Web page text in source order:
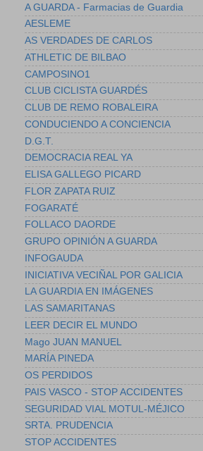
A GUARDA - Farmacias de Guardia
AESLEME
AS VERDADES DE CARLOS
ATHLETIC DE BILBAO
CAMPOSINO1
CLUB CICLISTA GUARDÉS
CLUB DE REMO ROBALEIRA
CONDUCIENDO A CONCIENCIA
D.G.T.
DEMOCRACIA REAL YA
ELISA GALLEGO PICARD
FLOR ZAPATA RUIZ
FOGARATÉ
FOLLACO DAORDE
GRUPO OPINIÓN A GUARDA
INFOGAUDA
INICIATIVA VECIÑAL POR GALICIA
LA GUARDIA EN IMÁGENES
LAS SAMARITANAS
LEER DECIR EL MUNDO
Mago JUAN MANUEL
MARÍA PINEDA
OS PERDIDOS
PAIS VASCO - STOP ACCIDENTES
SEGURIDAD VIAL MOTUL-MÉJICO
SRTA. PRUDENCIA
STOP ACCIDENTES